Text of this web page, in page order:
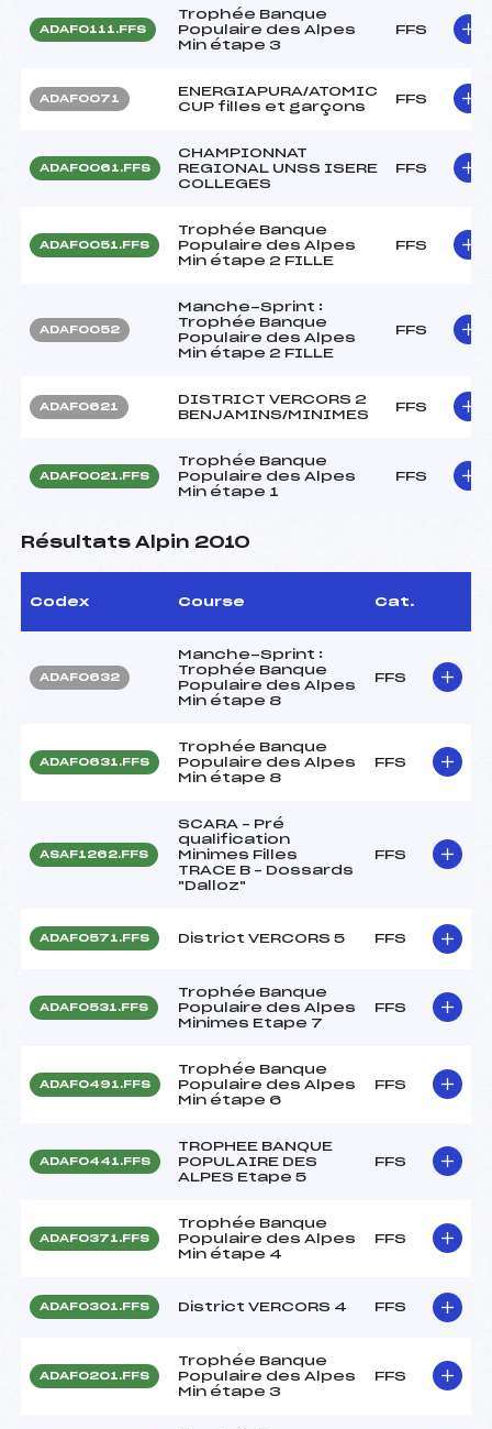
ADAF0111.FFS
Trophée Banque
Populaire des Alpes
Min étape 3
FFS
ADAF0071
ENERGIAPURA/ATOMIC
CUP filles et garçons
FFS
ADAF0061.FFS
CHAMPIONNAT
REGIONAL UNSS ISERE
COLLEGES
FFS
ADAF0051.FFS
Trophée Banque
Populaire des Alpes
Min étape 2 FILLE
FFS
ADAF0052
Manche-Sprint :
Trophée Banque
Populaire des Alpes
Min étape 2 FILLE
FFS
ADAF0621
DISTRICT VERCORS 2
BENJAMINS/MINIMES
FFS
ADAF0021.FFS
Trophée Banque
Populaire des Alpes
Min étape 1
FFS
Résultats Alpin 2010
Codex Course Cat.
ADAF0632
Manche-Sprint :
Trophée Banque
Populaire des Alpes
Min étape 8
FFS
ADAF0631.FFS
Trophée Banque
Populaire des Alpes
Min étape 8
FFS
ASAF1262.FFS
SCARA – Pré
qualification
Minimes Filles
TRACE B – Dossards
"Dalloz"
FFS
ADAF0571.FFS District VERCORS 5 FFS
ADAF0531.FFS
Trophée Banque
Populaire des Alpes
Minimes Etape 7
FFS
ADAF0491.FFS
Trophée Banque
Populaire des Alpes
Min étape 6
FFS
ADAF0441.FFS
TROPHEE BANQUE
POPULAIRE DES
ALPES Etape 5
FFS
ADAF0371.FFS
Trophée Banque
Populaire des Alpes
Min étape 4
FFS
ADAF0301.FFS District VERCORS 4 FFS
ADAF0201.FFS
Trophée Banque
Populaire des Alpes
Min étape 3
FFS